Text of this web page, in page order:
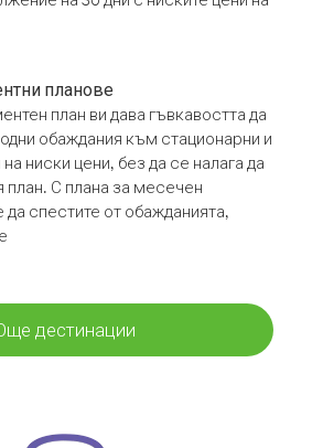
планове
план ви дава гъвкавостта да
обаждания към стационарни и
ниски цени, без да се налага да
план. С плана за месечен
спестите от обажданията,
дестинации